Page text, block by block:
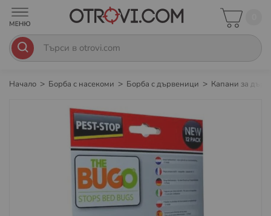
Начало Борба с насекоми Борба с дървеници Капани за
изображенията